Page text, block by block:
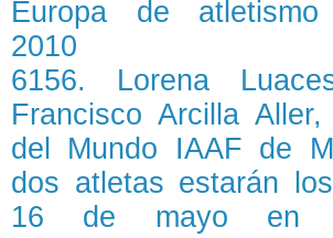
Europa de atletismo
2010
6156. Lorena
Francisco Arcilla
del Mundo IAAF de
dos atletas estarán
16 de mayo en